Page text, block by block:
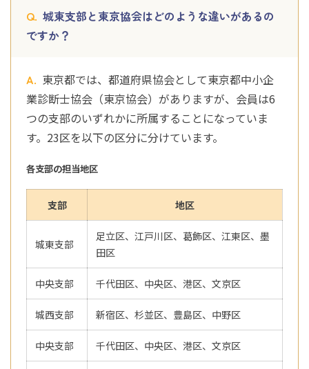
城東支部と東京協会はどのような違いがあるの
ですか？
東京都では、都道府県協会として東京都中小企
業診断士協会（東京協会）がありますが、会員は6
つの支部のいずれかに所属することになっていま
す。23区を以下の区分に分けています。
各支部の担当地区
支部 地区
城東支部
足立区、江戸川区、葛飾区、江東区、墨
田区
中央支部 千代田区、中央区、港区、文京区
城西支部 新宿区、杉並区、豊島区、中野区
中央支部 千代田区、中央区、港区、文京区